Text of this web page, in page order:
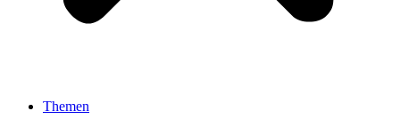
Themen